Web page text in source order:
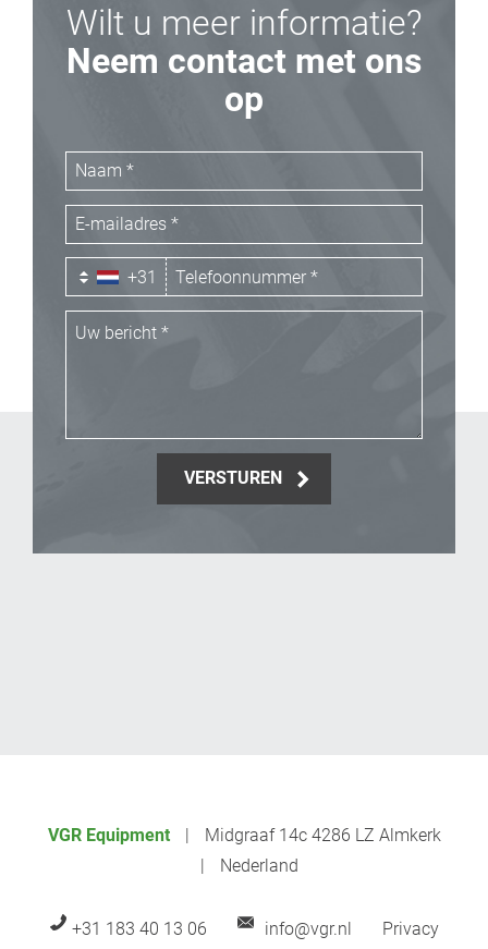
Wilt u meer informatie?
Neem contact met ons
op
+31
VERSTUREN
VGR Equipment
Midgraaf 14c 4286 LZ Almkerk
Nederland
+31 183 40 13 06 info@vgr.nl Privacy